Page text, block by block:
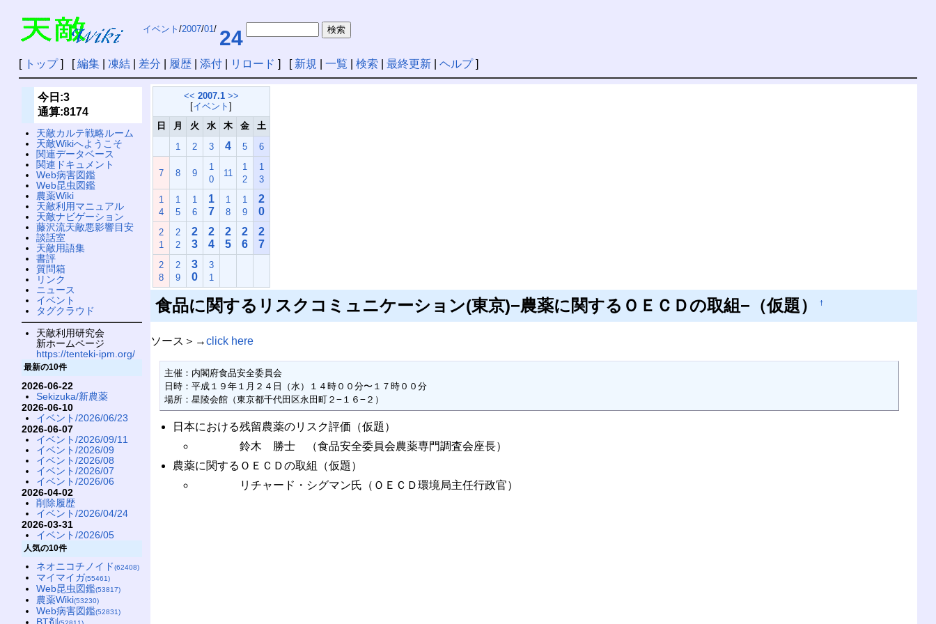
イベント /2007/01/ 24
[ トップ] [編集| 凍結| 差分 履歴| 添付| リロード ] [ 新規 一覧 検索 最終更新| ヘルプ]
<< 2007.1 >>
[イベント]
日
月 火 水 木 金
土
1
2 3 4 5 6
7 8 9
1
0
11
1
2
1
3
1
4
1
5
1
6
1
7
1
8
1
9
2
0
2
1
2
2
2
3
2
4
2
5
2
6
2
7
2
8
2
9
3
0
3
1
食品に関するリスクコミュニケーション(東京)−農薬に関するＯＥＣＤの取組−（仮題） †
ソース＞→click here
主催：内閣府食品安全委員会
日時：平成１９年１月２４日（水）１４時００分〜１７時００分
場所：星陵会館（東京都千代田区永田町２−１６−２）
日本における残留農薬のリスク評価（仮題）
鈴木 勝士 （食品安全委員会農薬専門調査会座長）
農薬に関するＯＥＣＤの取組（仮題）
リチャード・シグマン氏（ＯＥＣＤ環境局主任行政官）
今日:3
通算:8174
天敵カルテ戦略ルーム
天敵Wikiへようこそ
関連データベース
関連ドキュメント
Web病害図鑑
Web昆虫図鑑
農薬Wiki
天敵利用マニュアル
天敵ナビゲーション
藤沢流天敵悪影響目安
談話室
天敵用語集
書評
質問箱
リンク
ニュース
イベント
タグクラウド
天敵利用研究会
新ホームページ
https://tenteki-ipm.org/
最新の10件
2026-06-22
Sekizuka/新農薬
2026-06-10
イベント/2026/06/23
2026-06-07
イベント/2026/09/11
イベント/2026/09
イベント/2026/08
イベント/2026/07
イベント/2026/06
2026-04-02
削除履歴
イベント/2026/04/24
2026-03-31
イベント/2026/05
人気の10件
ネオニコチノイド(62408)
マイマイガ(55461)
Web昆虫図鑑(53817)
農薬Wiki(53230)
Web病害図鑑(52831)